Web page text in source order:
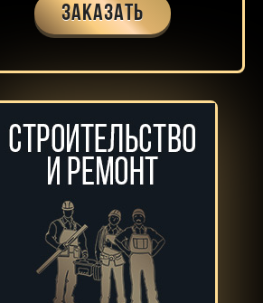
Заказать